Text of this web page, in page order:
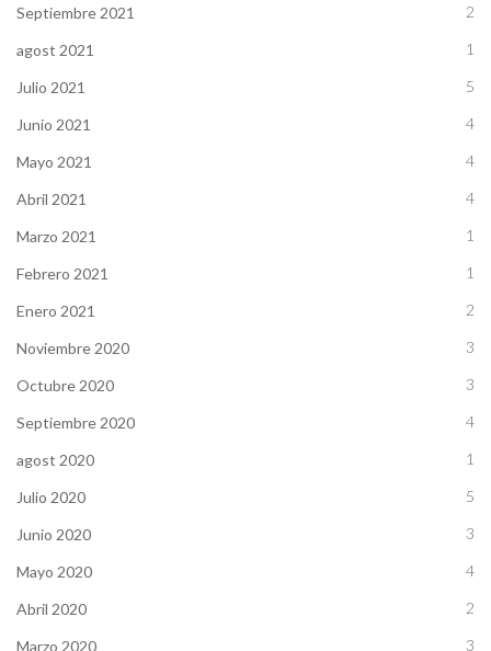
Septiembre 2021 2
agost 2021 1
Julio 2021 5
Junio 2021 4
Mayo 2021 4
Abril 2021 4
Marzo 2021 1
Febrero 2021 1
Enero 2021 2
Noviembre 2020 3
Octubre 2020 3
Septiembre 2020 4
agost 2020 1
Julio 2020 5
Junio 2020 3
Mayo 2020 4
Abril 2020 2
Marzo 2020 3